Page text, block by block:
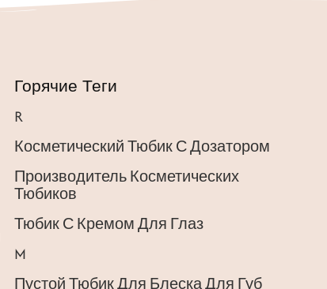
Горячие Теги
R
Косметический Тюбик С Дозатором
Производитель Косметических
Тюбиков
Тюбик С Кремом Для Глаз
M
Пустой Тюбик Для Блеска Для Губ